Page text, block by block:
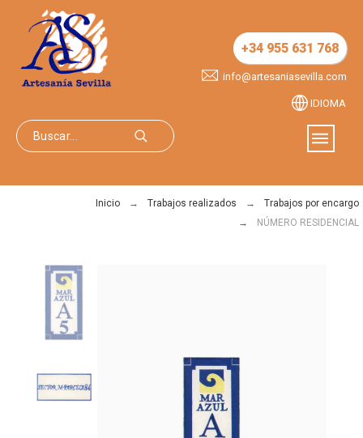
+34 955 631 768
info@artesaniasevilla.com
IDIOMA
Inicio Trabajos realizados
Trabajos por encargo
NÚMERO RESIDENCIAL